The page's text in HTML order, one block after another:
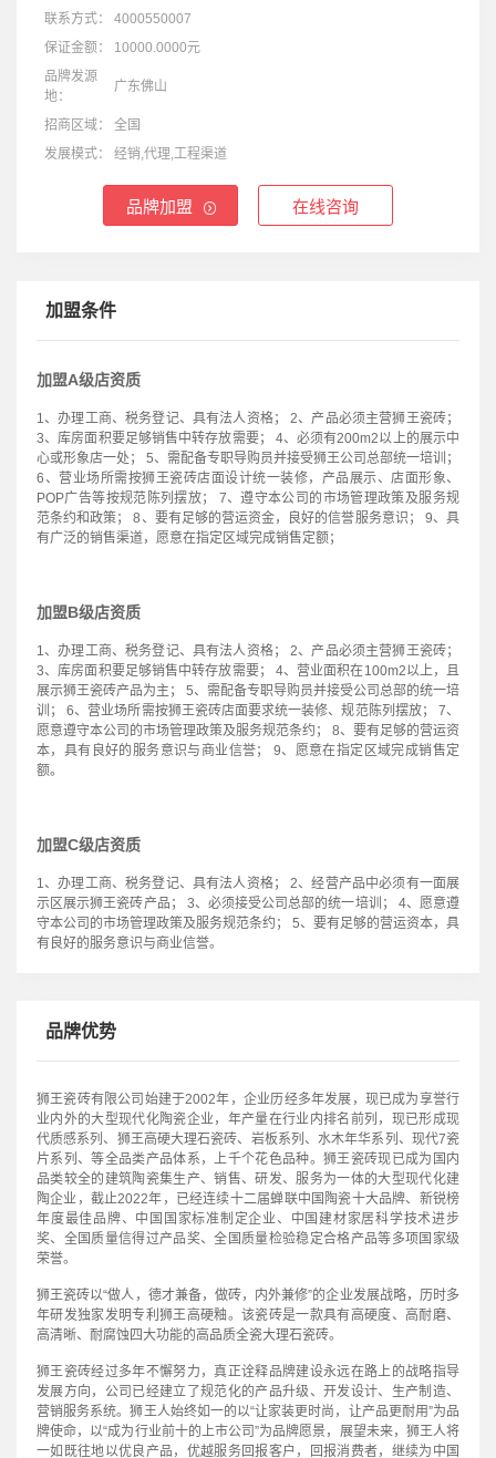
联系方式：
4000550007
保证金额：
10000.0000元
品牌发源
地：
广东佛山
招商区域：
全国
发展模式：
经销,代理,工程渠道
品牌加盟 在线咨询
加盟条件
加盟A级店资质
1、办理工商、税务登记、具有法人资格； 2、产品必须主营狮王瓷砖；
3、库房面积要足够销售中转存放需要； 4、必须有200m2以上的展示中
心或形象店一处； 5、需配备专职导购员并接受狮王公司总部统一培训；
6、营业场所需按狮王瓷砖店面设计统一装修，产品展示、店面形象、
POP广告等按规范陈列摆放； 7、遵守本公司的市场管理政策及服务规
范条约和政策； 8、要有足够的营运资金，良好的信誉服务意识； 9、具
有广泛的销售渠道，愿意在指定区域完成销售定额；
加盟B级店资质
1、办理工商、税务登记、具有法人资格； 2、产品必须主营狮王瓷砖；
3、库房面积要足够销售中转存放需要； 4、营业面积在100m2以上，且
展示狮王瓷砖产品为主； 5、需配备专职导购员并接受公司总部的统一培
训； 6、营业场所需按狮王瓷砖店面要求统一装修、规范陈列摆放； 7、
愿意遵守本公司的市场管理政策及服务规范条约； 8、要有足够的营运资
本，具有良好的服务意识与商业信誉； 9、愿意在指定区域完成销售定
额。
加盟C级店资质
1、办理工商、税务登记、具有法人资格； 2、经营产品中必须有一面展
示区展示狮王瓷砖产品； 3、必须接受公司总部的统一培训； 4、愿意遵
守本公司的市场管理政策及服务规范条约； 5、要有足够的营运资本，具
有良好的服务意识与商业信誉。
品牌优势
狮王瓷砖有限公司始建于2002年，企业历经多年发展，现已成为享誉行
业内外的大型现代化陶瓷企业，年产量在行业内排名前列，现已形成现
代质感系列、狮王高硬大理石瓷砖、岩板系列、水木年华系列、现代7瓷
片系列、等全品类产品体系，上千个花色品种。狮王瓷砖现已成为国内
品类较全的建筑陶瓷集生产、销售、研发、服务为一体的大型现代化建
陶企业，截止2022年，已经连续十二届蝉联中国陶瓷十大品牌、新锐榜
年度最佳品牌、中国国家标准制定企业、中国建材家居科学技术进步
奖、全国质量信得过产品奖、全国质量检验稳定合格产品等多项国家级
荣誉。
狮王瓷砖以“做人，德才兼备，做砖，内外兼修”的企业发展战略，历时多
年研发独家发明专利狮王高硬釉。该瓷砖是一款具有高硬度、高耐磨、
高清晰、耐腐蚀四大功能的高品质全瓷大理石瓷砖。
狮王瓷砖经过多年不懈努力，真正诠释品牌建设永远在路上的战略指导
发展方向，公司已经建立了规范化的产品升级、开发设计、生产制造、
营销服务系统。狮王人始终如一的以“让家装更时尚，让产品更耐用”为品
牌使命，以“成为行业前十的上市公司”为品牌愿景，展望未来，狮王人将
一如既往地以优良产品，优越服务回报客户，回报消费者，继续为中国